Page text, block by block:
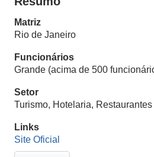
Matriz
Rio de Janeiro
Funcionários
Grande (acima de 500
Setor
Turismo, Hotelaria,
Links
Site Oficial